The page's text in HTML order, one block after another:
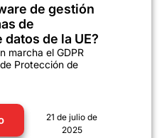
de gestión
de
de la UE?
marcha el GDPR
Protección de
21 de julio de
2025